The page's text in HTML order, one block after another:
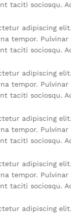
taciti sociosqu.
adipiscing
tempor.
taciti sociosqu.
adipiscing
tempor.
taciti sociosqu.
adipiscing
tempor.
taciti sociosqu.
adipiscing
tempor.
taciti sociosqu.
adipiscing